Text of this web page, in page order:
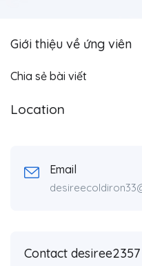
Giới thiệu về ứng viên
Chia sẻ bài viết
Location
Email
Contact desiree2357